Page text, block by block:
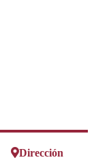
Dirección